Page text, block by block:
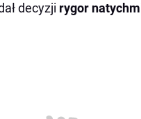
decyzji rygor